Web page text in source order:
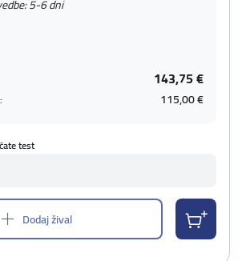
5-6 dni
143,75 €
115,00 €
test
Dodaj žival